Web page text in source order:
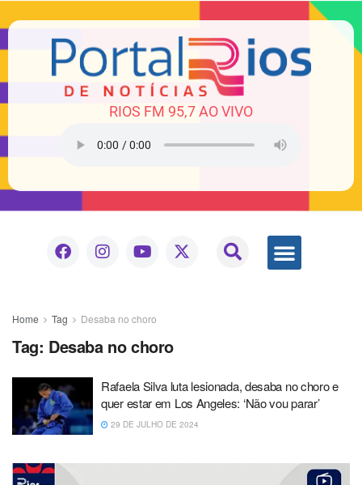
RIOS FM 95,7 AO VIVO
Home Tag Desaba no choro
Tag: Desaba no choro
Rafaela Silva luta lesionada, desaba no choro e
quer estar em Los Angeles: ‘Não vou parar’
29 DE JULHO DE 2024